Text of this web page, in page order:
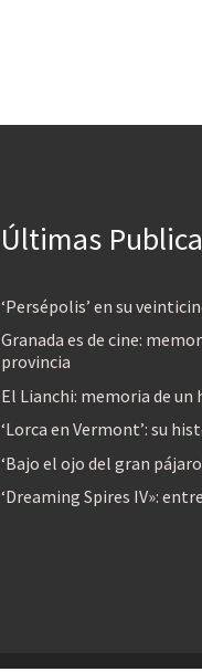
Últimas
‘Persépolis’ en su
Granada es de cine:
provincia
El Lianchi: memoria de
‘Lorca en Vermont’: su
‘Bajo el ojo del gran
‘Dreaming Spires IV»: